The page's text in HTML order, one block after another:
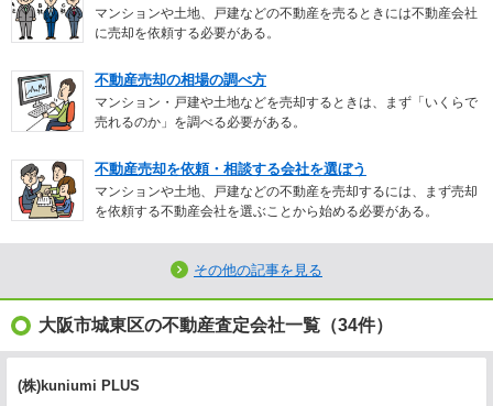
マンションや土地、戸建などの不動産を売るときには不動産会社
に売却を依頼する必要がある。
不動産売却の相場の調べ方
マンション・戸建や土地などを売却するときは、まず「いくらで
売れるのか」を調べる必要がある。
不動産売却を依頼・相談する会社を選ぼう
マンションや土地、戸建などの不動産を売却するには、まず売却
を依頼する不動産会社を選ぶことから始める必要がある。
その他の記事を見る
大阪市城東区の不動産査定会社一覧（34件）
(株)kuniumi PLUS